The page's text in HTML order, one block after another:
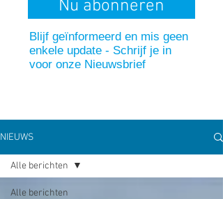
Nu abonneren
Blijf geïnformeerd en mis geen
enkele update - Schrijf je in
voor onze Nieuwsbrief
NIEUWS
Alle berichten
Alle berichten